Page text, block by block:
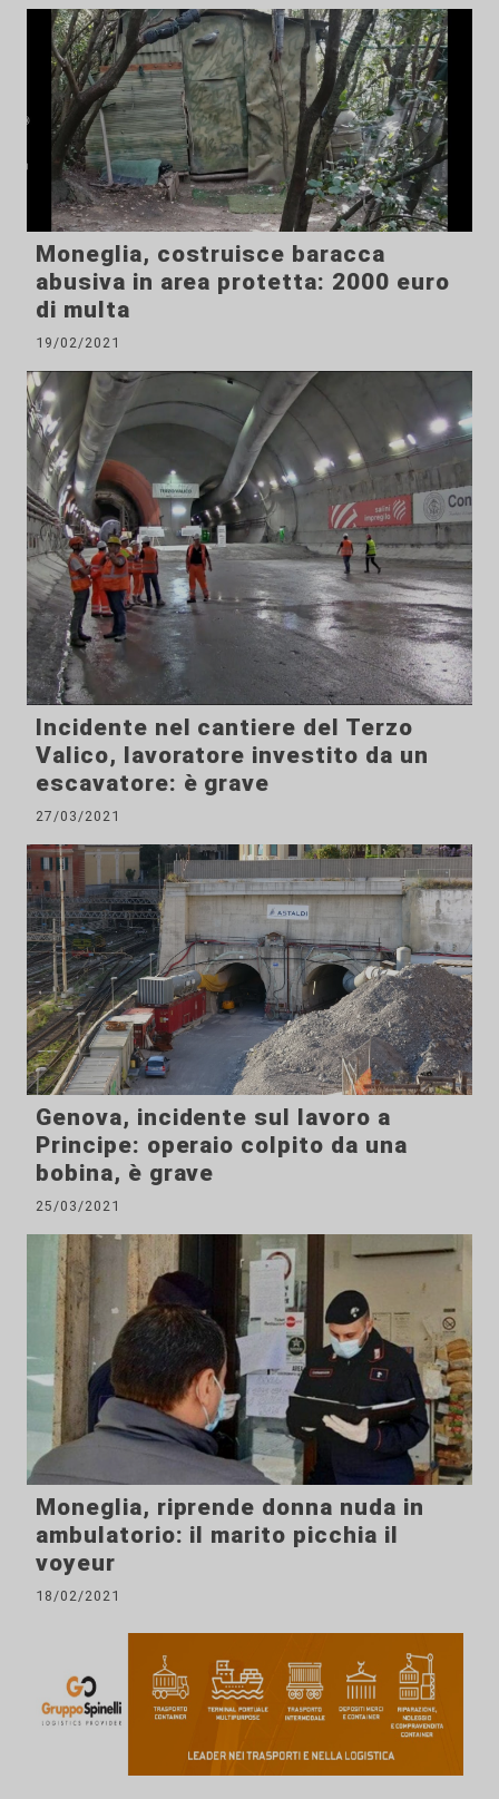
Moneglia, costruisce baracca
abusiva in area protetta: 2000 euro
di multa
19/02/2021
Incidente nel cantiere del Terzo
Valico, lavoratore investito da un
escavatore: è grave
27/03/2021
Genova, incidente sul lavoro a
Principe: operaio colpito da una
bobina, è grave
25/03/2021
Moneglia, riprende donna nuda in
ambulatorio: il marito picchia il
voyeur
18/02/2021